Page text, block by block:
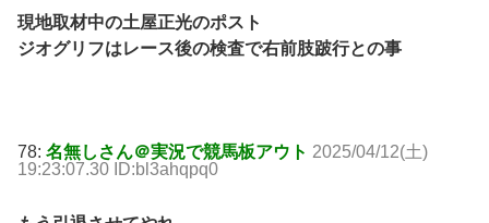
現地取材中の土屋正光のポスト
ジオグリフはレース後の検査で右前肢跛行との事
78: 名無しさん＠実況で競馬板アウト 2025/04/12(土)
19:23:07.30 ID:bl3ahqpq0